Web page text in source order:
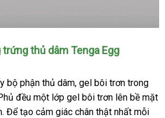
thủ dâm Tenga Egg
bộ phận thủ dâmđịa
chỉ
, gel bôi trơn trong
đều một lớp gel bôi trơn lên bề mặt
thảo
. Để tạo cảm giác chân thật nhất mỗi